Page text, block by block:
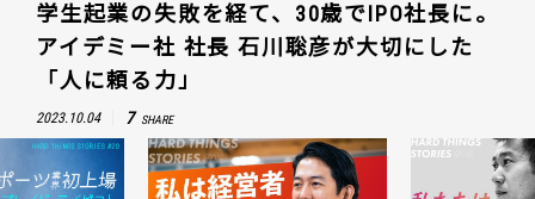
学生起業の失敗を経て、30歳でIPO社長に。
アイデミー社 社長 石川聡彦が大切にした
「人に頼る力」
2023.10.04 7 SHARE